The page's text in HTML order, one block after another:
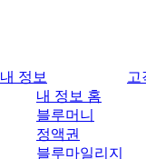
내 정보
내 정보 홈
블루머니
정액권
블루마일리지
고